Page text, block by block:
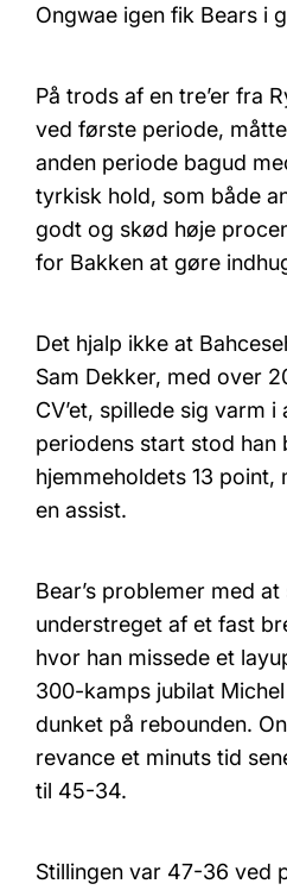
Ongwae igen fik Bears i
På trods af en tre’er fra
ved første periode,
anden periode bagud
tyrkisk hold, som både
godt og skød høje
for Bakken at gøre
Det hjalp ikke at
Sam Dekker, med over
CV’et, spillede sig varm
periodens start stod han
hjemmeholdets 13
en assist.
Bear’s problemer med
understreget af et fast
hvor han missede et
300-kamps jubilat
dunket på rebounden.
revance et minuts tid
til 45-34.
Stillingen var 47-36 ved